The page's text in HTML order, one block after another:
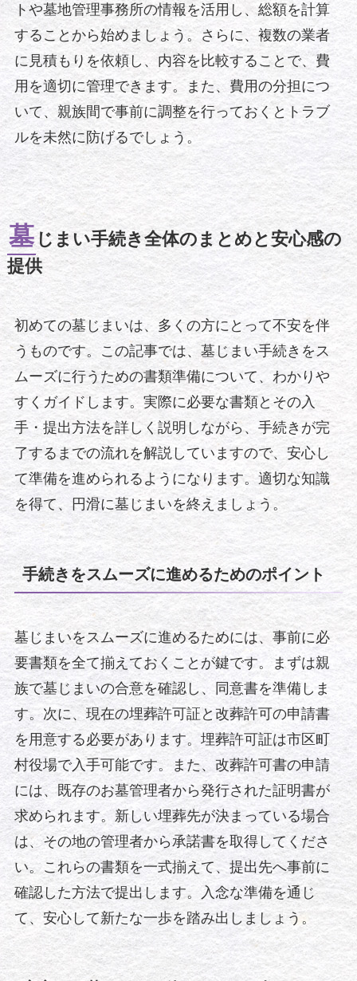
トや墓地管理事務所の情報を活用し、総額を計算
することから始めましょう。さらに、複数の業者
に見積もりを依頼し、内容を比較することで、費
用を適切に管理できます。また、費用の分担につ
いて、親族間で事前に調整を行っておくとトラブ
ルを未然に防げるでしょう。
墓じまい手続き全体のまとめと安心感の
提供
初めての墓じまいは、多くの方にとって不安を伴
うものです。この記事では、墓じまい手続きをス
ムーズに行うための書類準備について、わかりや
すくガイドします。実際に必要な書類とその入
手・提出方法を詳しく説明しながら、手続きが完
了するまでの流れを解説していますので、安心し
て準備を進められるようになります。適切な知識
を得て、円滑に墓じまいを終えましょう。
手続きをスムーズに進めるためのポイント
墓じまいをスムーズに進めるためには、事前に必
要書類を全て揃えておくことが鍵です。まずは親
族で墓じまいの合意を確認し、同意書を準備しま
す。次に、現在の埋葬許可証と改葬許可の申請書
を用意する必要があります。埋葬許可証は市区町
村役場で入手可能です。また、改葬許可書の申請
には、既存のお墓管理者から発行された証明書が
求められます。新しい埋葬先が決まっている場合
は、その地の管理者から承諾書を取得してくださ
い。これらの書類を一式揃えて、提出先へ事前に
確認した方法で提出します。入念な準備を通じ
て、安心して新たな一歩を踏み出しましょう。